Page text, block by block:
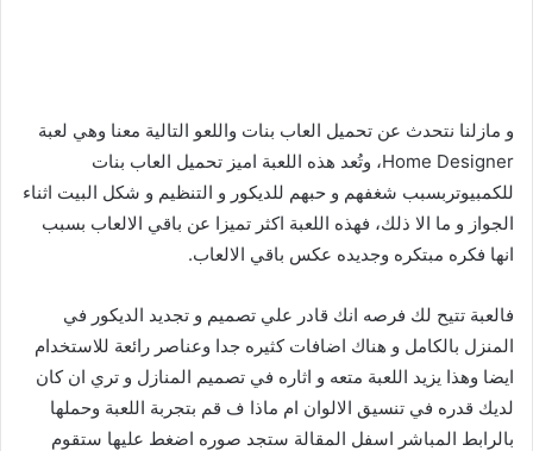
و مازلنا نتحدث عن تحميل العاب بنات واللعو التالية معنا وهي لعبة
Home Designer، وتُعد هذه اللعبة اميز تحميل العاب بنات
للكمبيوتربسبب شغفهم و حبهم للديكور و التنظيم و شكل البيت اثناء
الجواز و ما الا ذلك، فهذه اللعبة اكثر تميزا عن باقي الالعاب بسبب
انها فكره مبتكره وجديده عكس باقي الالعاب.
فالعبة تتيح لك فرصه انك قادر علي تصميم و تجديد الديكور في
المنزل بالكامل و هناك اضافات كثيره جدا وعناصر رائعة للاستخدام
ايضا وهذا يزيد اللعبة متعه و اثاره في تصميم المنازل و تري ان كان
لديك قدره في تنسيق الالوان ام ماذا ف قم بتجربة اللعبة وحملها
بالرابط المباشر اسفل المقالة ستجد صوره اضغط عليها ستقوم